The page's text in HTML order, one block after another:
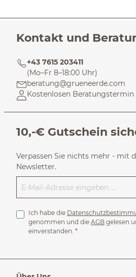
Kontakt und
+43 7615 203411
(Mo–Fr 8–18:00 Uhr)
beratung@grueneerde.com
Kostenlosen Beratungstermin
10,-€ Gutschein
Verpassen Sie nichts mehr - mit
Newsletter.
Ich habe die
genommen und die AGB gelesen
einverstanden. *